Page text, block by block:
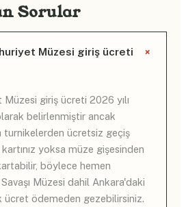
Sorular
Müzesi giriş ücreti
+
giriş ücreti 2026 yılı
belirlenmiştir ancak
turnikelerden ücretsiz geçiş
yoksa müze gişesinden
böylece hemen
Müzesi dahil Ankara'daki
ücret ödemeden gezebilirsiniz.